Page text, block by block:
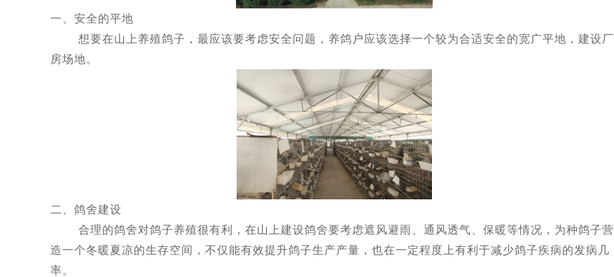
一、安全的平地
想要在山上养殖鸽子，最应该要考虑安全问题，养鸽户应该选择一个较为合适安全的宽广平地，建设厂
房场地。
二、鸽舍建设
合理的鸽舍对鸽子养殖很有利，在山上建设鸽舍要考虑遮风避雨、通风透气、保暖等情况，为种鸽子营
造一个冬暖夏凉的生存空间，不仅能有效提升鸽子生产产量，也在一定程度上有利于减少鸽子疾病的发病几
率。